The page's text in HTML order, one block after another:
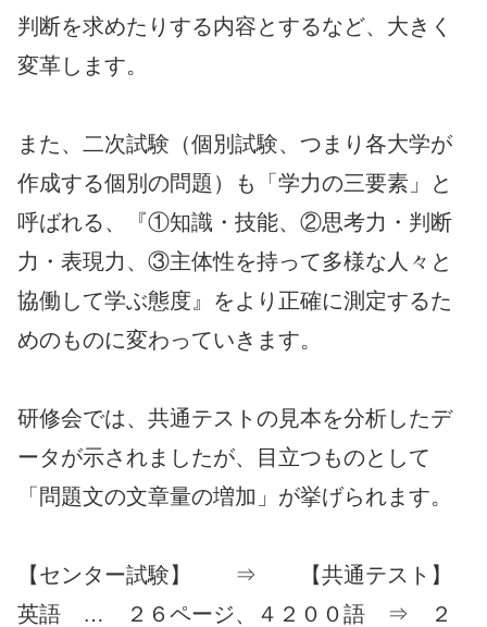
判断を求めたりする内容とするなど、大きく
変革します。
また、二次試験（個別試験、つまり各大学が
作成する個別の問題）も「学力の三要素」と
呼ばれる、『①知識・技能、②思考力・判断
力・表現力、③主体性を持って多様な人々と
協働して学ぶ態度』をより正確に測定するた
めのものに変わっていきます。
研修会では、共通テストの見本を分析したデ
ータが示されましたが、目立つものとして
「問題文の文章量の増加」が挙げられます。
【センター試験】 ⇒ 【共通テスト】
英語 … ２６ページ、４２００語 ⇒ ２